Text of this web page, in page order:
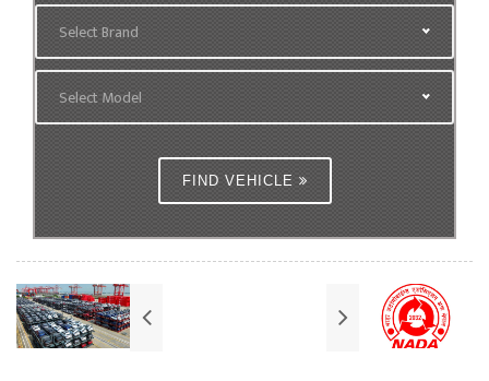
Select Brand
Select Model
FIND VEHICLE